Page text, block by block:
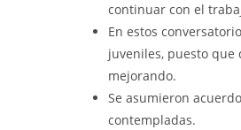
continuar con el
En estos
juveniles, puesto que
mejorando.
Se asumieron
contempladas.